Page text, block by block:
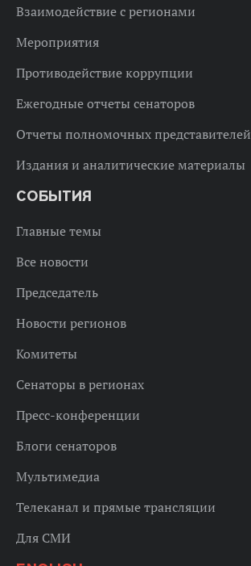
Взаимодействие с регионами
Мероприятия
Противодействие коррупции
Ежегодные отчеты сенаторов
Отчеты полномочных представителей
Издания и аналитические материалы
СОБЫТИЯ
Главные темы
Все новости
Председатель
Новости регионов
Комитеты
Сенаторы в регионах
Пресс-конференции
Блоги сенаторов
Мультимедиа
Телеканал и прямые трансляции
Для СМИ